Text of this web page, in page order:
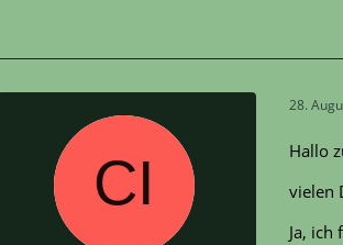
28.
Hallo
vielen
Ja,